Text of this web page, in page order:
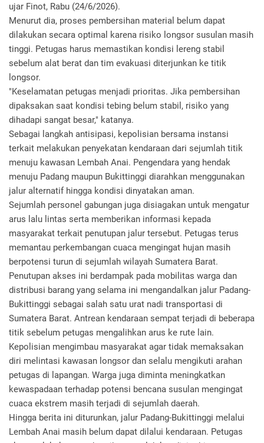
ujar Finot, Rabu (24/6/2026).
Menurut dia, proses pembersihan material belum dapat
dilakukan secara optimal karena risiko longsor susulan masih
tinggi. Petugas harus memastikan kondisi lereng stabil
sebelum alat berat dan tim evakuasi diterjunkan ke titik
longsor.
"Keselamatan petugas menjadi prioritas. Jika pembersihan
dipaksakan saat kondisi tebing belum stabil, risiko yang
dihadapi sangat besar," katanya.
Sebagai langkah antisipasi, kepolisian bersama instansi
terkait melakukan penyekatan kendaraan dari sejumlah titik
menuju kawasan Lembah Anai. Pengendara yang hendak
menuju Padang maupun Bukittinggi diarahkan menggunakan
jalur alternatif hingga kondisi dinyatakan aman.
Sejumlah personel gabungan juga disiagakan untuk mengatur
arus lalu lintas serta memberikan informasi kepada
masyarakat terkait penutupan jalur tersebut. Petugas terus
memantau perkembangan cuaca mengingat hujan masih
berpotensi turun di sejumlah wilayah Sumatera Barat.
Penutupan akses ini berdampak pada mobilitas warga dan
distribusi barang yang selama ini mengandalkan jalur Padang-
Bukittinggi sebagai salah satu urat nadi transportasi di
Sumatera Barat. Antrean kendaraan sempat terjadi di beberapa
titik sebelum petugas mengalihkan arus ke rute lain.
Kepolisian mengimbau masyarakat agar tidak memaksakan
diri melintasi kawasan longsor dan selalu mengikuti arahan
petugas di lapangan. Warga juga diminta meningkatkan
kewaspadaan terhadap potensi bencana susulan mengingat
cuaca ekstrem masih terjadi di sejumlah daerah.
Hingga berita ini diturunkan, jalur Padang-Bukittinggi melalui
Lembah Anai masih belum dapat dilalui kendaraan. Petugas